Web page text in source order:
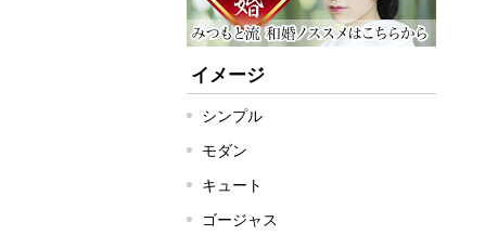
イメージ
シンプル
モダン
キュート
ゴージャス